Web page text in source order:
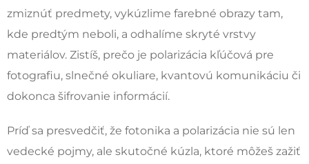
zmiznúť predmety, vykúzlime farebné obrazy tam,
kde predtým neboli, a odhalíme skryté vrstvy
materiálov. Zistíš, prečo je polarizácia kľúčová pre
fotografiu, slnečné okuliare, kvantovú komunikáciu či
dokonca šifrovanie informácií.
Príď sa presvedčiť, že fotonika a polarizácia nie sú len
vedecké pojmy, ale skutočné kúzla, ktoré môžeš zažiť